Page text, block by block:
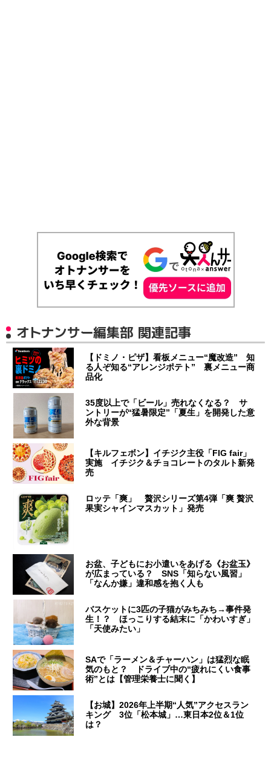
オトナンサー編集部 関連記事
【ドミノ・ピザ】看板メニュー“魔改造” 知
る人ぞ知る“アレンジポテト” 裏メニュー商
品化
35度以上で「ビール」売れなくなる？ サ
ントリーが“猛暑限定”「夏生」を開発した意
外な背景
【キルフェボン】イチジク主役「FIG fair」
実施 イチジク＆チョコレートのタルト新発
売
ロッテ「爽」 贅沢シリーズ第4弾「爽 贅沢
果実シャインマスカット」発売
お盆、子どもにお小遣いをあげる《お盆玉》
が広まっている？ SNS「知らない風習」
「なんか嫌」違和感を抱く人も
バスケットに3匹の子猫がみちみち→事件発
生！？ ほっこりする結末に「かわいすぎ」
「天使みたい」
SAで「ラーメン＆チャーハン」は猛烈な眠
気のもと？ ドライブ中の“疲れにくい食事
術”とは【管理栄養士に聞く】
【お城】2026年上半期“人気”アクセスラン
キング 3位「松本城」…東日本2位＆1位
は？